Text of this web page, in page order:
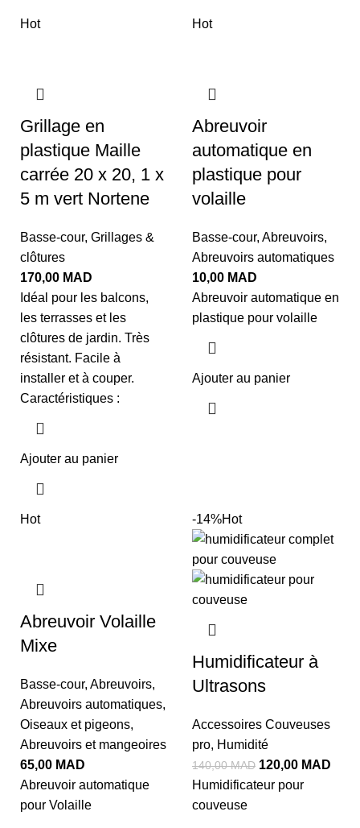
Hot
Grillage en
plastique Maille
carrée 20 x 20, 1 x
5 m vert Nortene
Basse-cour, Grillages &
clôtures
170,00 MAD
Idéal pour les balcons,
les terrasses et les
clôtures de jardin. Très
résistant. Facile à
installer et à couper.
Caractéristiques :
Ajouter au panier
Hot
Abreuvoir
automatique en
plastique pour
volaille
Basse-cour, Abreuvoirs,
Abreuvoirs automatiques
10,00 MAD
Abreuvoir automatique en
plastique pour volaille
Ajouter au panier
Hot
Abreuvoir Volaille
Mixe
Basse-cour, Abreuvoirs,
Abreuvoirs automatiques,
Oiseaux et pigeons,
Abreuvoirs et mangeoires
65,00 MAD
Abreuvoir automatique
pour Volaille
-14%Hot
Humidificateur à
Ultrasons
Accessoires Couveuses
pro, Humidité
140,00MAD 120,00 MAD
Humidificateur pour
couveuse